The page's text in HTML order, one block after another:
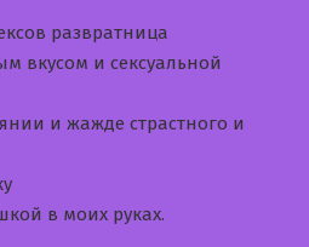
развратница
вкусом и сексуальной
и жажде страстного и
в моих руках.